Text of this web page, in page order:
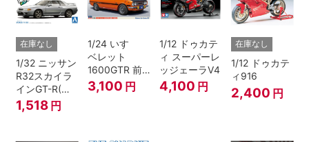
在庫なし
1/32 ニッサン
R32スカイラ
インGT-R(ス
パークシルバ
ー)
1,518 円
1/24 いすゞ
ベレット
1600GTR 前
期型（1969）
3,100 円
1/12 ドゥカテ
ィ スーパーレ
ッジェーラV4
4,100 円
在庫なし
1/12 ドゥカテ
ィ916
2,400 円